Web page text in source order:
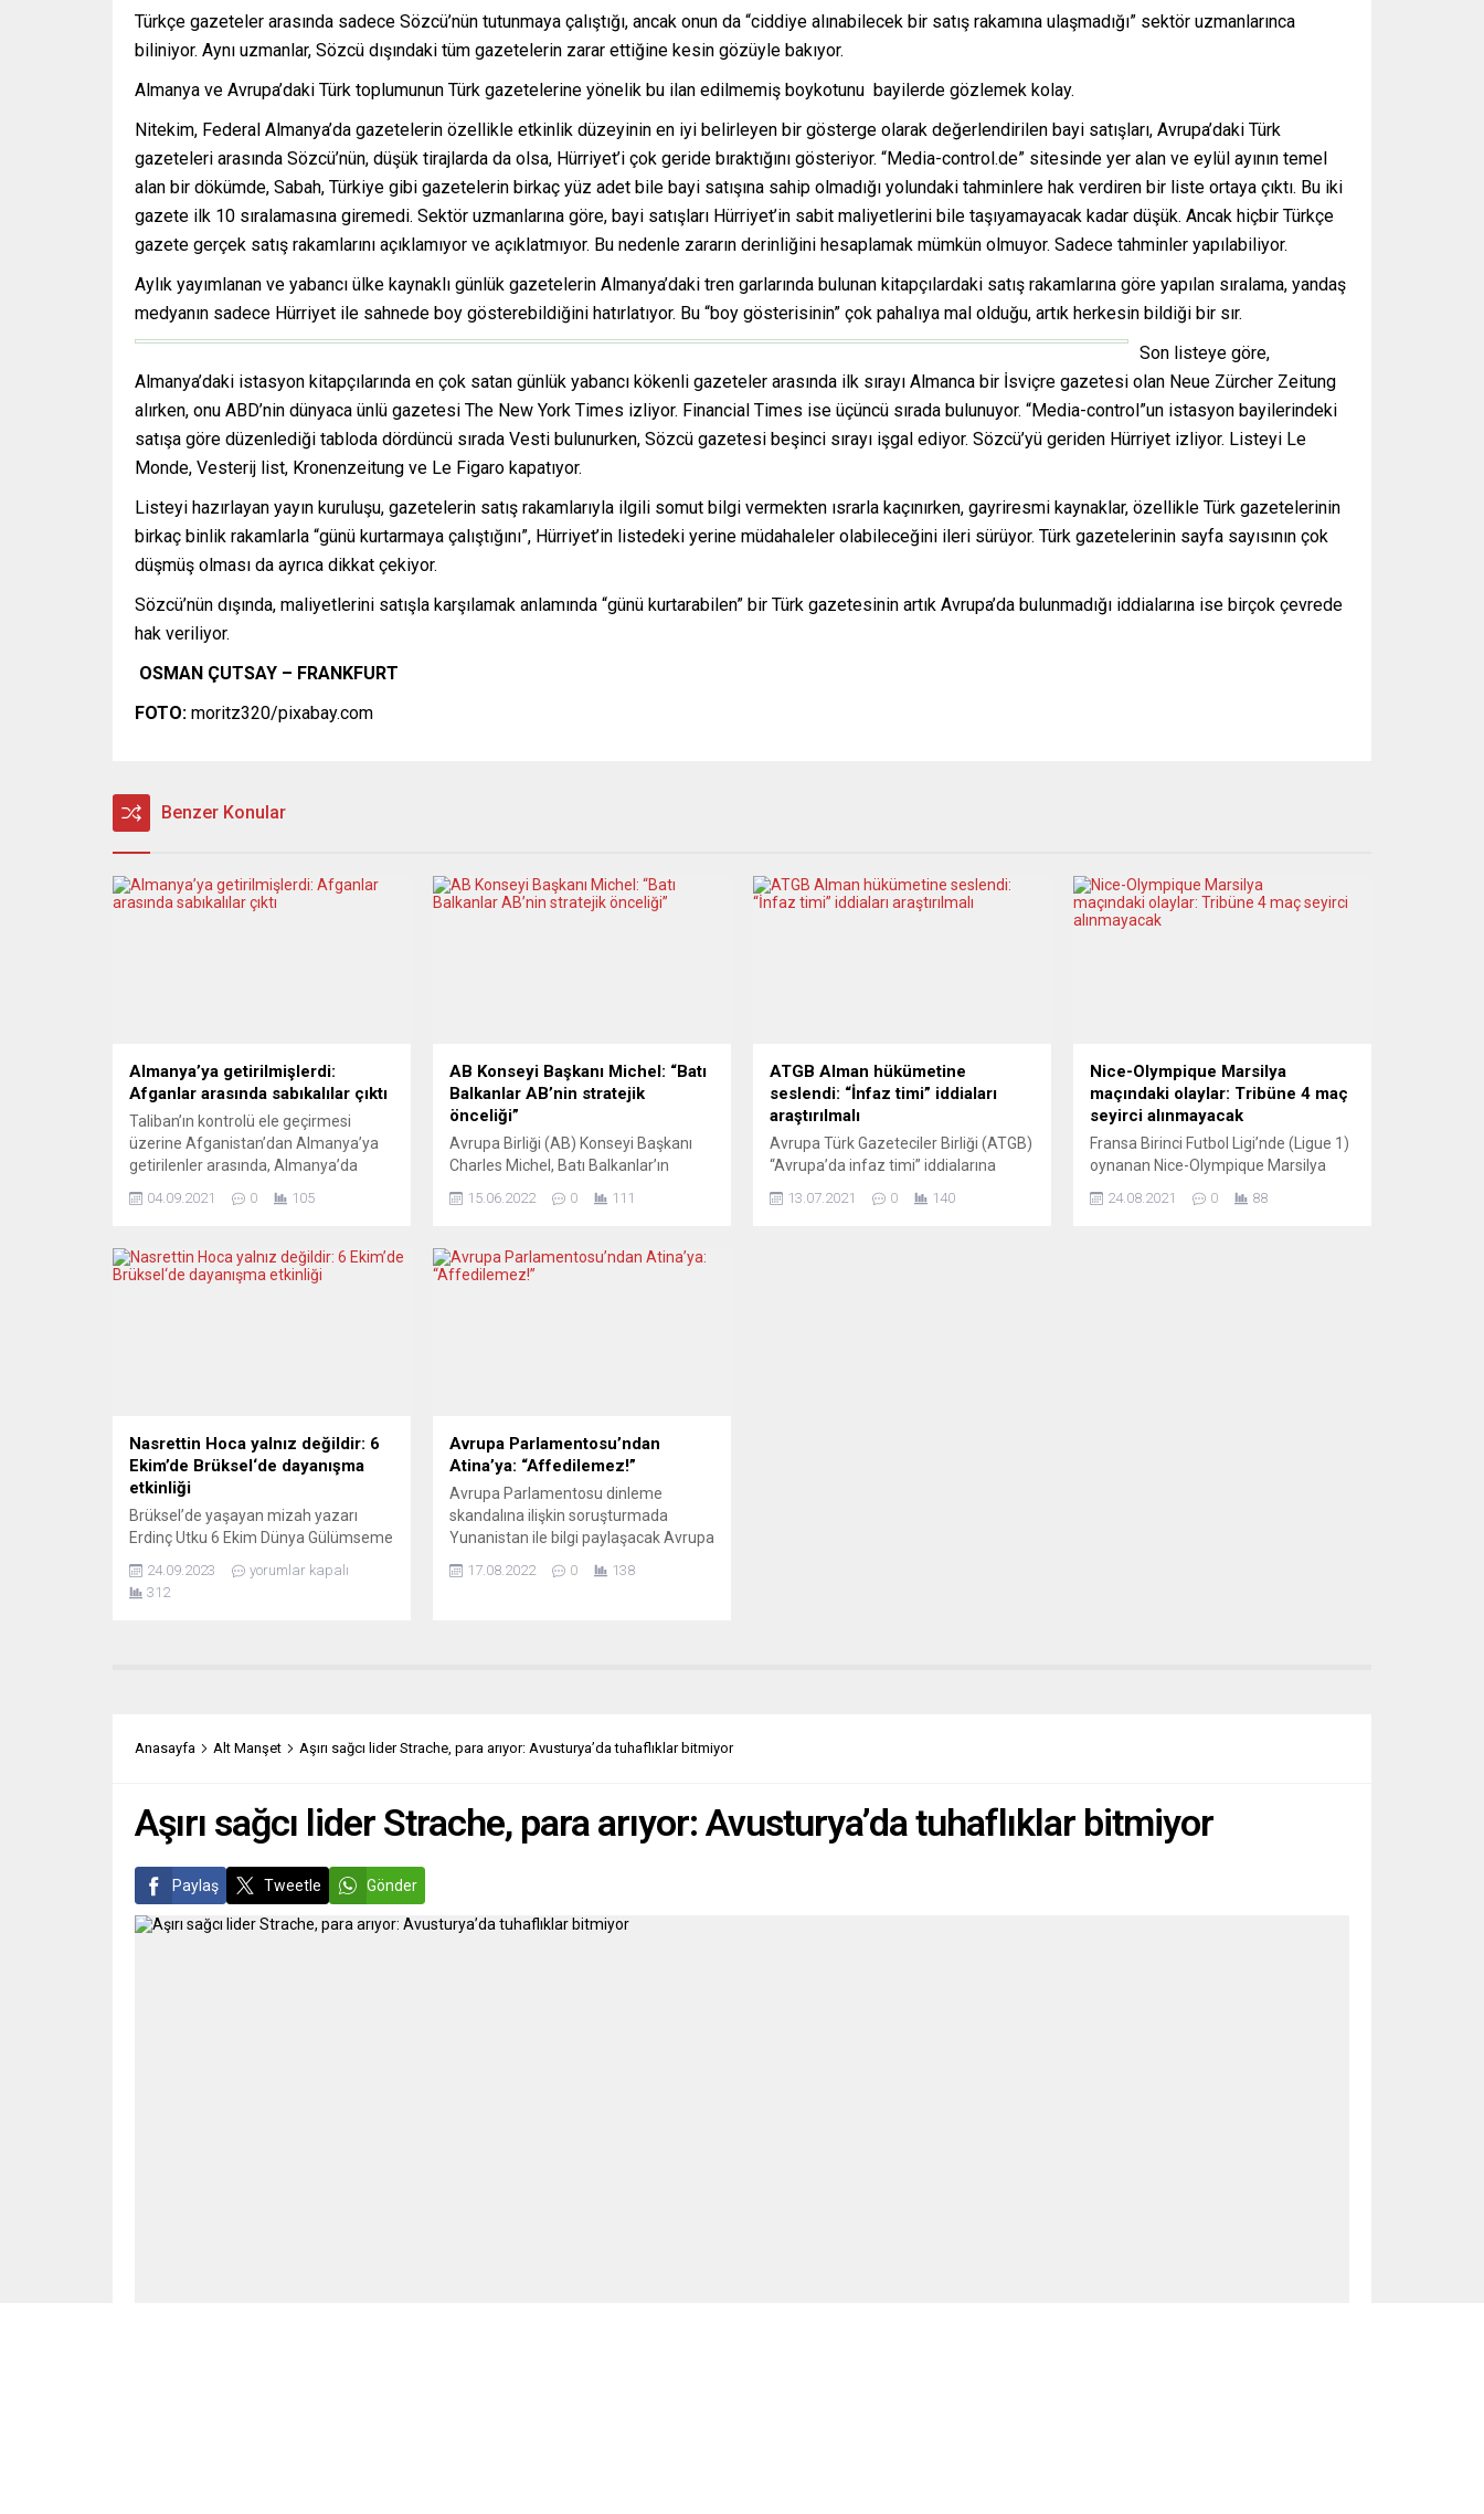
Türkçe gazeteler arasında sadece Sözcü’nün tutunmaya çalıştığı, ancak onun da “ciddiye alınabilecek bir satış rakamına ulaşmadığı” sektör uzmanlarınca
biliniyor. Aynı uzmanlar, Sözcü dışındaki tüm gazetelerin zarar ettiğine kesin gözüyle bakıyor.
Almanya ve Avrupa’daki Türk toplumunun Türk gazetelerine yönelik bu ilan edilmemiş boykotunu bayilerde gözlemek kolay.
Nitekim, Federal Almanya’da gazetelerin özellikle etkinlik düzeyinin en iyi belirleyen bir gösterge olarak değerlendirilen bayi satışları, Avrupa’daki Türk
gazeteleri arasında Sözcü’nün, düşük tirajlarda da olsa, Hürriyet’i çok geride bıraktığını gösteriyor. “Media-control.de” sitesinde yer alan ve eylül ayının temel
alan bir dökümde, Sabah, Türkiye gibi gazetelerin birkaç yüz adet bile bayi satışına sahip olmadığı yolundaki tahminlere hak verdiren bir liste ortaya çıktı. Bu iki
gazete ilk 10 sıralamasına giremedi. Sektör uzmanlarına göre, bayi satışları Hürriyet’in sabit maliyetlerini bile taşıyamayacak kadar düşük. Ancak hiçbir Türkçe
gazete gerçek satış rakamlarını açıklamıyor ve açıklatmıyor. Bu nedenle zararın derinliğini hesaplamak mümkün olmuyor. Sadece tahminler yapılabiliyor.
Aylık yayımlanan ve yabancı ülke kaynaklı günlük gazetelerin Almanya’daki tren garlarında bulunan kitapçılardaki satış rakamlarına göre yapılan sıralama, yandaş
medyanın sadece Hürriyet ile sahnede boy gösterebildiğini hatırlatıyor. Bu “boy gösterisinin” çok pahalıya mal olduğu, artık herkesin bildiği bir sır.
Son listeye göre,
Almanya’daki istasyon kitapçılarında en çok satan günlük yabancı kökenli gazeteler arasında ilk sırayı Almanca bir İsviçre gazetesi olan Neue Zürcher Zeitung
alırken, onu ABD’nin dünyaca ünlü gazetesi The New York Times izliyor. Financial Times ise üçüncü sırada bulunuyor. “Media-control”un istasyon bayilerindeki
satışa göre düzenlediği tabloda dördüncü sırada Vesti bulunurken, Sözcü gazetesi beşinci sırayı işgal ediyor. Sözcü’yü geriden Hürriyet izliyor. Listeyi Le
Monde, Vesterij list, Kronenzeitung ve Le Figaro kapatıyor.
Listeyi hazırlayan yayın kuruluşu, gazetelerin satış rakamlarıyla ilgili somut bilgi vermekten ısrarla kaçınırken, gayriresmi kaynaklar, özellikle Türk gazetelerinin
birkaç binlik rakamlarla “günü kurtarmaya çalıştığını”, Hürriyet’in listedeki yerine müdahaleler olabileceğini ileri sürüyor. Türk gazetelerinin sayfa sayısının çok
düşmüş olması da ayrıca dikkat çekiyor.
Sözcü’nün dışında, maliyetlerini satışla karşılamak anlamında “günü kurtarabilen” bir Türk gazetesinin artık Avrupa’da bulunmadığı iddialarına ise birçok çevrede
hak veriliyor.
OSMAN ÇUTSAY – FRANKFURT
FOTO: moritz320/pixabay.com
Benzer Konular
Almanya’ya getirilmişlerdi:
Afganlar arasında sabıkalılar çıktı
Taliban’ın kontrolü ele geçirmesi
üzerine Afganistan’dan Almanya’ya
getirilenler arasında, Almanya’da
bildirildi. Şu ana dek bu bağlamda 20
Bakanı Horst Seehofer, gelen
Afganlar arasında şimdiye kadar
04.09.2021 0 105
AB Konseyi Başkanı Michel: “Batı
Balkanlar AB’nin stratejik
önceliği”
Avrupa Birliği (AB) Konseyi Başkanı
Charles Michel, Batı Balkanlar’ın
söyledi. Michel, resmi temaslarda
başkenti Podgorica’da
Cumhurbaşkanı Milo Djukanovic ile
15.06.2022 0 111
ATGB Alman hükümetine
seslendi: “İnfaz timi” iddiaları
araştırılmalı
Avrupa Türk Gazeteciler Birliği (ATGB)
“Avrupa’da infaz timi” iddialarına
yayınlayarak Alman hükümetinden
13.07.2021 0 140
Nice-Olympique Marsilya
maçındaki olaylar: Tribüne 4 maç
seyirci alınmayacak
Fransa Birinci Futbol Ligi’nde (Ligue 1)
oynanan Nice-Olympique Marsilya
nedeniyle Marsilyalı Dimitri Payet’e
24.08.2021 0 88
Nasrettin Hoca yalnız değildir: 6
Ekim’de Brüksel‘de dayanışma
etkinliği
Brüksel’de yaşayan mizah yazarı
Erdinç Utku 6 Ekim Dünya Gülümseme
dayanışma etkinliği” düzenliyor.
Nasrettin Hoca dostları Chaussee de
YAPTILAR Aynı zamanda...
24.09.2023
yorumlar kapalı
312
Avrupa Parlamentosu’ndan
Atina’ya: “Affedilemez!”
Avrupa Parlamentosu dinleme
skandalına ilişkin soruşturmada
Yunanistan ile bilgi paylaşacak Avrupa
Metsola’nın Yunanistan’daki dinleme
Avrupalı milletvekillerinin...
17.08.2022 0 138
Anasayfa Alt Manşet Aşırı sağcı lider Strache, para arıyor: Avusturya’da tuhaflıklar bitmiyor
Aşırı sağcı lider Strache, para arıyor: Avusturya’da tuhaflıklar bitmiyor
Paylaş Tweetle Gönder